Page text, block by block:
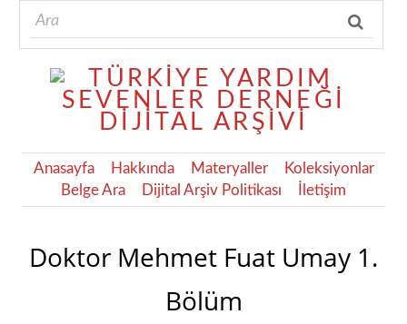
Anasayfa Hakkında Materyaller
Koleksiyonlar
Belge Ara
Dijital Arşiv Politikası İletişim
Doktor Mehmet Fuat Umay 1.
Bölüm